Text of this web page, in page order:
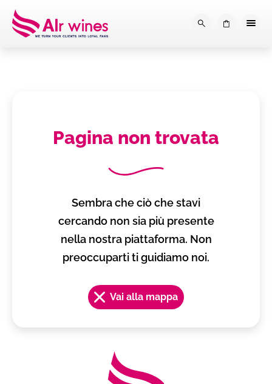
Dalla loro vendemmia, alla
Pagina non trovata
Sembra che ciò che stavi
cercando non sia più presente
nella nostra piattaforma. Non
preoccuparti ti guidiamo noi.
Vai alla mappa